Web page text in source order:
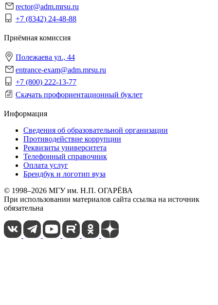
rector@adm.mrsu.ru
+7 (8342) 24-48-88
Приёмная комиссия
Полежаева ул., 44
entrance-exam@adm.mrsu.ru
+7 (800) 222-13-77
Скачать профориентационный буклет
Информация
Сведения об образовательной организации
Противодействие коррупции
Реквизиты университета
Телефонный справочник
Оплата услуг
Брендбук и логотип вуза
© 1998–2026 МГУ им. Н.П. ОГАРЁВА
При использовании материалов сайта ссылка на источник
обязательна